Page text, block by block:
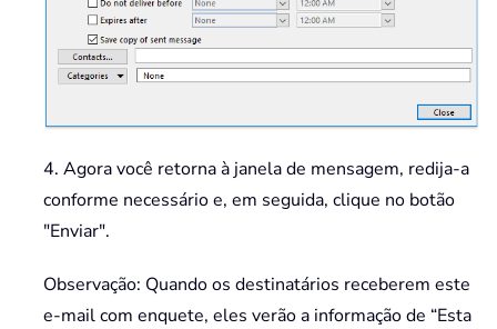
4. Agora você retorna à janela de mensagem, redija-a
conforme necessário e, em seguida, clique no botão
"Enviar".
Observação: Quando os destinatários receberem este
e-mail com enquete, eles verão a informação de “Esta